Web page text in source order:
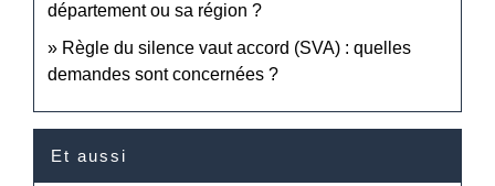
département ou sa région ?
Règle du silence vaut accord (SVA) : quelles
demandes sont concernées ?
Et aussi